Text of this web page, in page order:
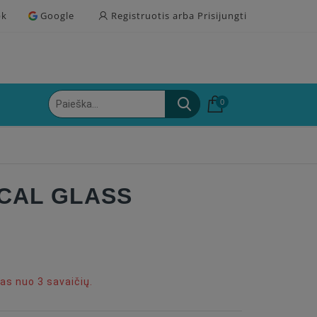
Google Registruotis arba Prisijungti
0
GLASS
nuo 3 savaičių.